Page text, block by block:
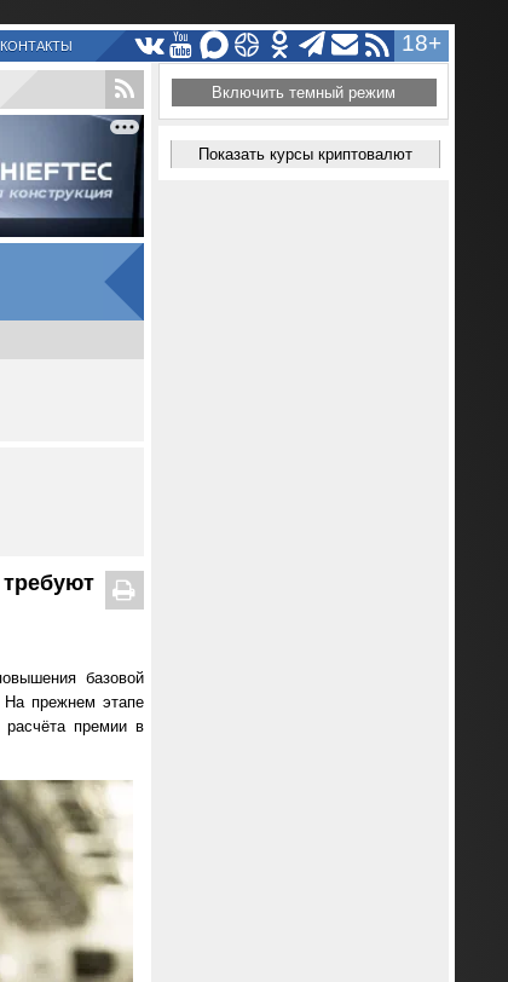
18+
КОНТАКТЫ
базовой
прежнем этапе
расчёта премии в
Включить темный режим
Показать курсы криптовалют